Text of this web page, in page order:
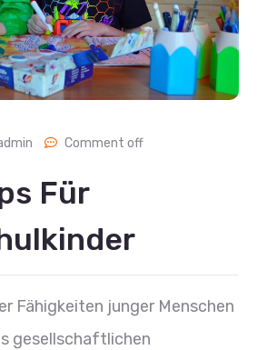
Comment off
Für
Fähigkeiten junger Menschen
gesellschaftlichen